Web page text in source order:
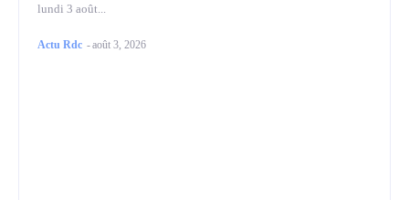
lundi 3 août...
Actu Rdc -août 3, 2026